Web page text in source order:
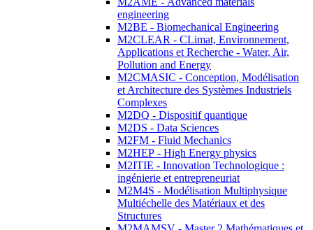
engineering
M2BE - Biomechanical Engineering
M2CLEAR - CLimat, Environnement,
Applications et Recherche - Water, Air,
Pollution and Energy
M2CMASIC - Conception, Modélisation
et Architecture des Systèmes Industriels
Complexes
M2DQ - Dispositif quantique
M2DS - Data Sciences
M2FM - Fluid Mechanics
M2HEP - High Energy physics
M2ITIE - Innovation Technologique :
ingénierie et entrepreneuriat
M2M4S - Modélisation Multiphysique
Multiéchelle des Matériaux et des
Structures